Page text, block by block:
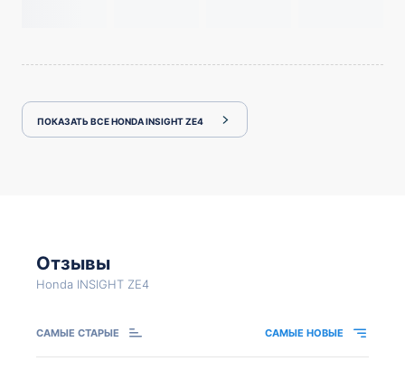
ПОКАЗАТЬ ВСЕ HONDA INSIGHT ZE4
Отзывы
Honda INSIGHT ZE4
САМЫЕ СТАРЫЕ САМЫЕ НОВЫЕ